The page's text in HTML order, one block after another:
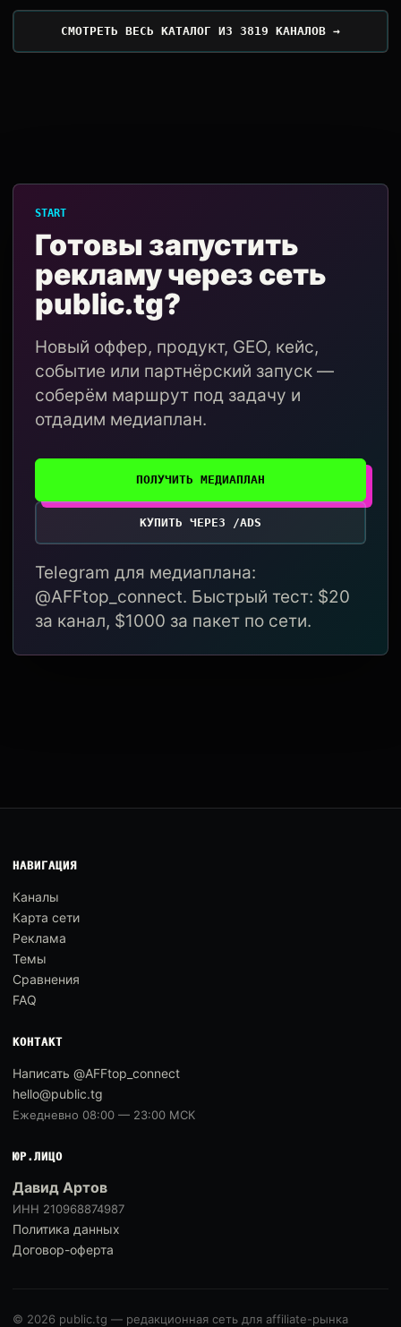
СМОТРЕТЬ ВЕСЬ КАТАЛОГ ИЗ 3819 КАНАЛОВ →
START
Готовы запустить
рекламу через сеть
public.tg?
Новый оффер, продукт, GEO, кейс,
событие или партнёрский запуск —
соберём маршрут под задачу и
отдадим медиаплан.
ПОЛУЧИТЬ МЕДИАПЛАН
КУПИТЬ ЧЕРЕЗ /ADS
Telegram для медиаплана:
@AFFtop_connect. Быстрый тест: $20
за канал, $1000 за пакет по сети.
НАВИГАЦИЯ
Каналы
Карта сети
Реклама
Темы
Сравнения
FAQ
КОНТАКТ
Написать @AFFtop_connect
hello@public.tg
Ежедневно 08:00 — 23:00 МСК
ЮР.ЛИЦО
Давид Артов
ИНН 210968874987
Политика данных
Договор-оферта
© 2026 public.tg — редакционная сеть для affiliate-рынка